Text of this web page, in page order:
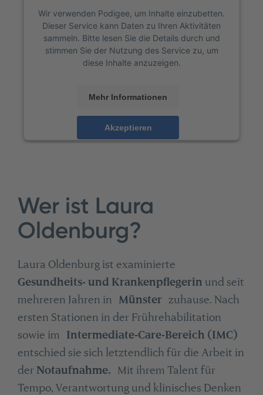
Wir verwenden Podigee, um Inhalte einzubetten.
Dieser Service kann Daten zu Ihren Aktivitäten
sammeln. Bitte lesen Sie die Details durch und
stimmen Sie der Nutzung des Service zu, um
diese Inhalte anzuzeigen.
Mehr Informationen
Akzeptieren
Wer ist Laura
Oldenburg?
Laura Oldenburg ist examinierte
Gesundheits- und Krankenpflegerin und seit
mehreren Jahren in Münsterzuhause. Nach
ersten Stationen in der Frührehabilitation
sowie im Intermediate-Care-Bereich (IMC)
entschied sie sich letztendlich für die Arbeit in
derNotaufnahme. Mit ihrem Talent für
Tempo, Verantwortung und klinisches Denken